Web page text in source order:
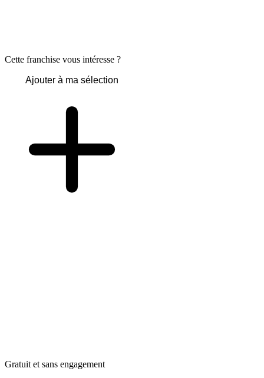
Cette franchise vous intéresse ?
Ajouter à ma sélection
Gratuit et sans engagement